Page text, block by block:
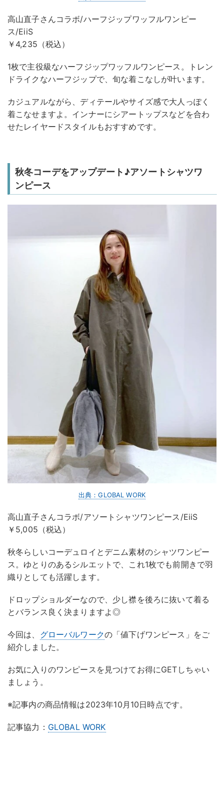
高山直子さんコラボ/ハーフジップワッフルワンピー
ス/EiiS
￥4,235（税込）
1枚で主役級なハーフジップワッフルワンピース。トレン
ドライクなハーフジップで、旬な着こなしが叶います。
カジュアルながら、ディテールやサイズ感で大人っぽく
着こなせますよ。インナーにシアートップスなどを合わ
せたレイヤードスタイルもおすすめです。
秋冬コーデをアップデート♪アソートシャツワ
ンピース
出典：GLOBAL WORK
高山直子さんコラボ/アソートシャツワンピース/EiiS
￥5,005（税込）
秋冬らしいコーデュロイとデニム素材のシャツワンピー
ス。ゆとりのあるシルエットで、これ1枚でも前開きで羽
織りとしても活躍します。
ドロップショルダーなので、少し襟を後ろに抜いて着る
とバランス良く決まりますよ◎
今回は、 グローバルワークの「値下げワンピース」をご
紹介しました。
お気に入りのワンピースを見つけてお得にGETしちゃい
ましょう。
※記事内の商品情報は2023年10月10日時点です。
記事協力： GLOBAL WORK